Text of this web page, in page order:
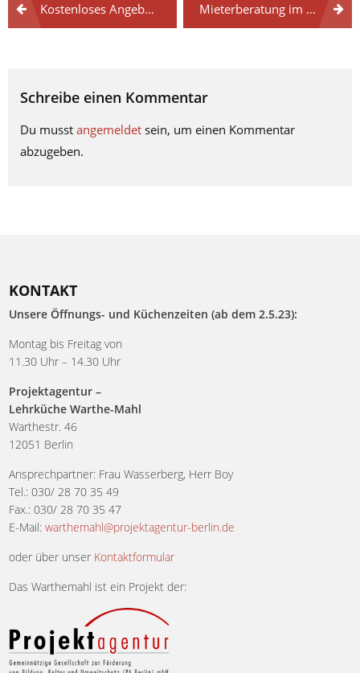
Kostenloses Angebot für Senior*innen Mieterberatung im Wohngebiet Schillerpromenade
Schreibe einen Kommentar
Du musst angemeldet sein, um einen Kommentar
abzugeben.
KONTAKT
Unsere Öffnungs- und Küchenzeiten (ab dem 2.5.23):
Montag bis Freitag von
11.30 Uhr – 14.30 Uhr
Projektagentur –
Lehrküche Warthe-Mahl
Warthestr. 46
12051 Berlin
Ansprechpartner: Frau Wasserberg, Herr Boy
Tel.: 030/ 28 70 35 49
Fax.: 030/ 28 70 35 47
E-Mail:warthemahl@projektagentur-berlin.de
oder über unser Kontaktformular
Das Warthemahl ist ein Projekt der: